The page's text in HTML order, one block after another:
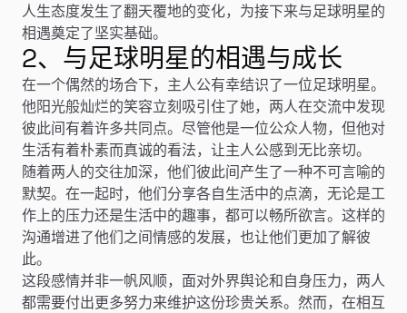
人生态度发生了翻天覆地的变化，为接下来与足球明星的
相遇奠定了坚实基础。
2、与足球明星的相遇与成长
在一个偶然的场合下，主人公有幸结识了一位足球明星。
他阳光般灿烂的笑容立刻吸引住了她，两人在交流中发现
彼此间有着许多共同点。尽管他是一位公众人物，但他对
生活有着朴素而真诚的看法，让主人公感到无比亲切。
随着两人的交往加深，他们彼此间产生了一种不可言喻的
默契。在一起时，他们分享各自生活中的点滴，无论是工
作上的压力还是生活中的趣事，都可以畅所欲言。这样的
沟通增进了他们之间情感的发展，也让他们更加了解彼
此。
这段感情并非一帆风顺，面对外界舆论和自身压力，两人
都需要付出更多努力来维护这份珍贵关系。然而，在相互